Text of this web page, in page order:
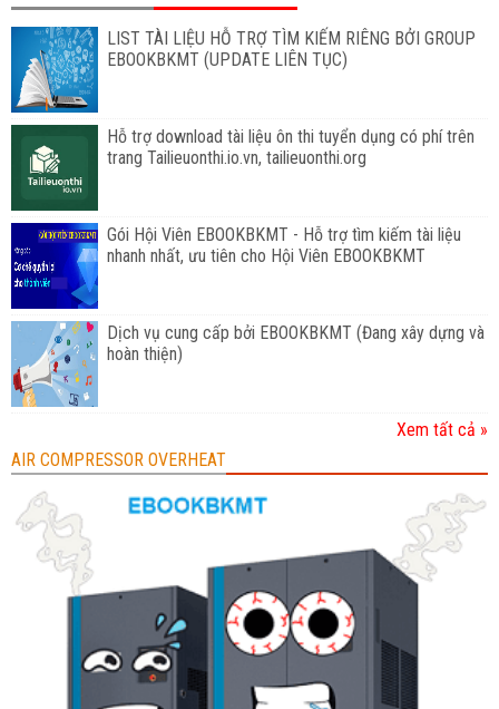
LIST TÀI LIỆU HỖ TRỢ TÌM KIẾM RIÊNG BỞI GROUP
EBOOKBKMT (UPDATE LIÊN TỤC)
Hỗ trợ download tài liệu ôn thi tuyển dụng có phí trên
trang Tailieuonthi.io.vn, tailieuonthi.org
Gói Hội Viên EBOOKBKMT - Hỗ trợ tìm kiếm tài liệu
nhanh nhất, ưu tiên cho Hội Viên EBOOKBKMT
Dịch vụ cung cấp bởi EBOOKBKMT (Đang xây dựng và
hoàn thiện)
Xem tất cả »
AIR COMPRESSOR OVERHEAT